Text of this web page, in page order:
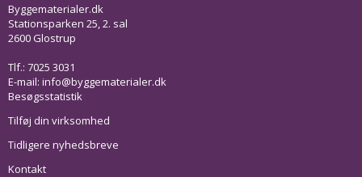
Byggematerialer.dk
Stationsparken 25, 2. sal
2600 Glostrup
Tlf.: 7025 3031
E-mail: info@byggematerialer.dk
Besøgsstatistik
Tilføj din virksomhed
Tidligere nyhedsbreve
Kontakt